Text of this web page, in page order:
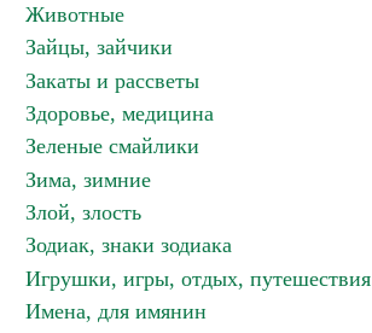
Животные
Зайцы, зайчики
Закаты и рассветы
Здоровье, медицина
Зеленые смайлики
Зима, зимние
Злой, злость
Зодиак, знаки зодиака
Игрушки, игры, отдых, путешествия
Имена, для имянин